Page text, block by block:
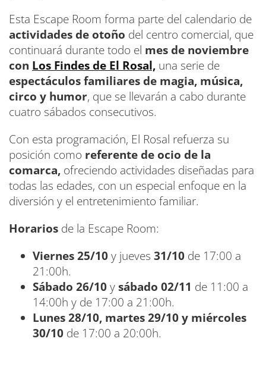
Esta Escape Room forma parte del calendario de
actividades de otoño del centro comercial, que
continuará durante todo el mes de noviembre
con Los Findes de El Rosal, una serie de
espectáculos familiares de magia, música,
circo y humor, que se llevarán a cabo durante
cuatro sábados consecutivos.
Con esta programación, El Rosal refuerza su
posición como referente de ocio de la
comarca, ofreciendo actividades diseñadas para
todas las edades, con un especial enfoque en la
diversión y el entretenimiento familiar.
Horarios de la Escape Room:
Viernes 25/10y jueves 31/10 de 17:00 a
21:00h.
Sábado 26/10ysábado 02/11 de 11:00 a
14:00h y de 17:00 a 21:00h.
Lunes 28/10, martes 29/10 y miércoles
30/10 de 17:00 a 20:00h.